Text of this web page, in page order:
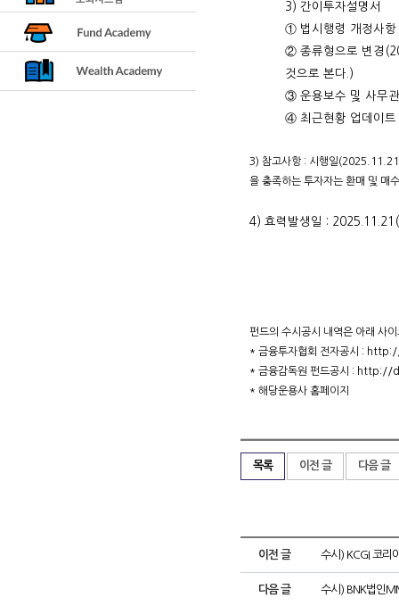
3) 간이투자설명서
① 법시행령 개정사항
② 종류형으로 변경
것으로 본다.)
③ 운용보수 및 사무
④ 최근현황 업데이트
3) 참고사항 : 시행일
을 충족하는 투자자는 환매 및 매
4) 효력발생일 :
펀드의 수시공시 내역은 아래 사
* 금융투자협회 전자공시 :
* 금융감독원 펀드공시 : http://
* 해당운용사 홈페이지
목록 이전 글 다음 글
이전 글 수시) KCGI 코리
다음 글 수시) BNK법인